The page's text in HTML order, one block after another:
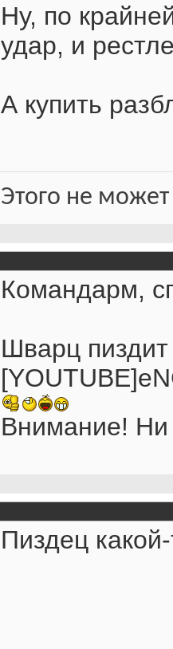
Ну, по
удар, и
А купить
Этого не
Командарм,
Шварц
Внимание! Ни
Пиздец